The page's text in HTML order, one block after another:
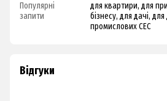
Популярні
запити
для квартири, для
бізнесу, для дачі,
промислових СЕС
Відгуки